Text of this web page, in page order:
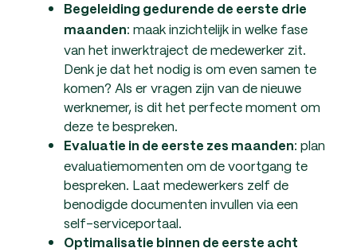
Begeleiding gedurende de eerste drie
maanden: maak inzichtelijk in welke fase
van het inwerktraject de medewerker zit.
Denk je dat het nodig is om even samen te
komen? Als er vragen zijn van de nieuwe
werknemer, is dit het perfecte moment om
deze te bespreken.
Evaluatie in de eerste zes maanden: plan
evaluatiemomenten om de voortgang te
bespreken. Laat medewerkers zelf de
benodigde documenten invullen via een
self-serviceportaal.
Optimalisatie binnen de eerste acht